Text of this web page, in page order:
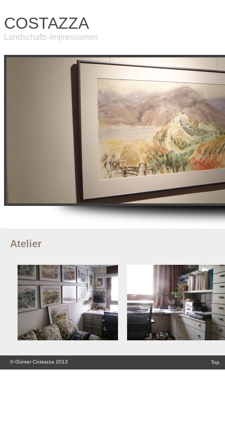
COSTAZZA
Landschafts-Impressionen
Atelier
© Günter Costazza 2013 Top